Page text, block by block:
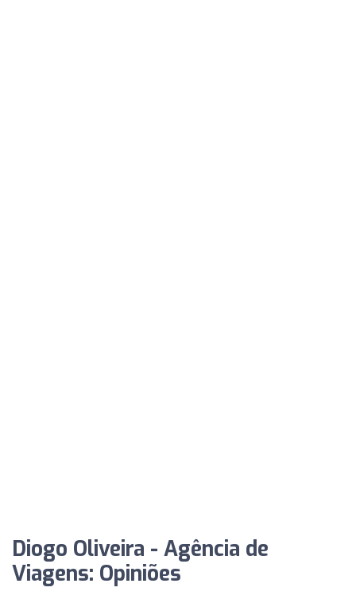
Diogo Oliveira - Agência de
Viagens: Opiniões